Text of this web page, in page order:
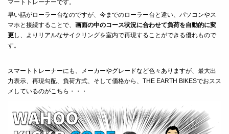
マートトレーナーです。
早い話がローラー台なのですが、今までのローラー台と違い、 パソコンやス
マホと接続することで、 画面の中のコース状況に合わせて負荷を自動的に変
更し、よりリアルなサイクリングを室内で再現することができる優れもので
す。
スマートトレーナーにも、メーカーやグレードなど色々ありますが、最大出
力表示、再現勾配、負荷方式、そして価格から、THE EARTH BIKESでおスス
メしているのがこちら・・・